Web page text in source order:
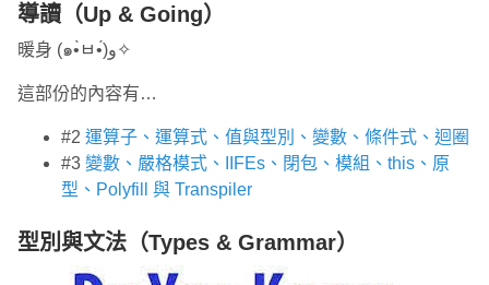
導讀（Up & Going）
暖身 (๑•̀ㅂ•́)و✧
這部份的內容有…
#2 運算子、運算式、值與型別、變數、條件式、迴圈
#3 變數、嚴格模式、IIFEs、閉包、模組、this、原
型、Polyfill 與 Transpiler
型別與文法（Types & Grammar）